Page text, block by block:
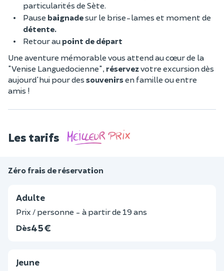
particularités de Sète.
Pause baignadesur le brise-lames et moment de
détente.
Retour aupoint de départ
Une aventure mémorable vous attend au cœur de la
"Venise Languedocienne", réservezvotre excursion dès
aujourd'hui pour des souvenirsen famille ou entre
amis !
Les tarifs
Zéro frais de réservation
Adulte
Prix / personne - à partir de 19 ans
Dès45 €
Jeune